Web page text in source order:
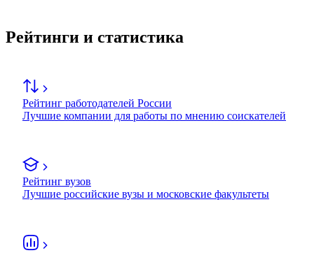
Рейтинги и статистика
Рейтинг работодателей России
Лучшие компании для работы по мнению соискателей
Рейтинг вузов
Лучшие российские вузы и московские факультеты